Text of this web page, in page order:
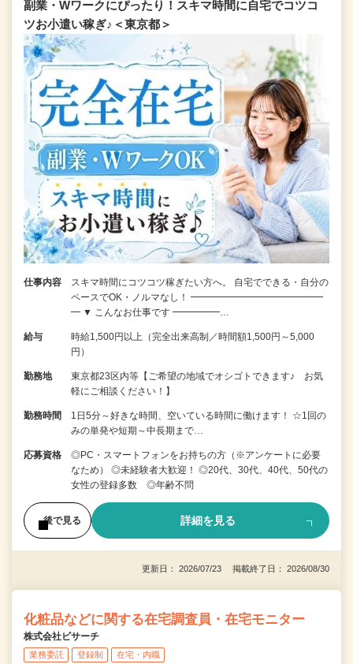
副業・Wワークにぴったり！スキマ時間に自宅でコツコ
ツお小遣い稼ぎ♪＜東京都＞
仕事内容
スキマ時間にコツコツ稼ぎたい方へ。 自宅でできる・自分の
ペースでOK・ノルマなし！ ━━━━━━━━━━━━━━
━ ▼ こんなお仕事です ━━━━━…
給与
時給1,500円以上（完全出来高制／時間額1,500円～5,000
円）
勤務地
東京都23区内等【ご希望の地域でオシゴトできます♪ お気
軽にご相談ください！】
勤務時間
1日5分～好きな時間、空いている時間に働けます！ ☆1回の
みの単発や短期～中長期まで…
応募資格
◎PC・スマートフォンをお持ちの方（※アンケートに必要
なため） ◎未経験者大歓迎！ ◎20代、30代、40代、50代の
女性の登録多数 ◎年齢不問
後で見る 詳細を見る
更新日： 2026/07/23 掲載終了日： 2026/08/30
化粧品などに関する在宅調査員・在宅モニター
株式会社ビサーチ
業務委託 登録制 在宅・内職